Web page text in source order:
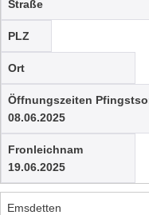
Straße
PLZ
Ort
Öffnungszeiten
08.06.2025
Fronleichnam
19.06.2025
Emsdetten